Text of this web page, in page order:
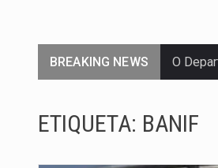
BREAKING NEWS O
A
ETIQUETA: BANIF